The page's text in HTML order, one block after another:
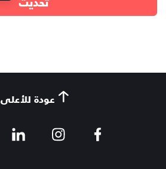
عودة للأعلى